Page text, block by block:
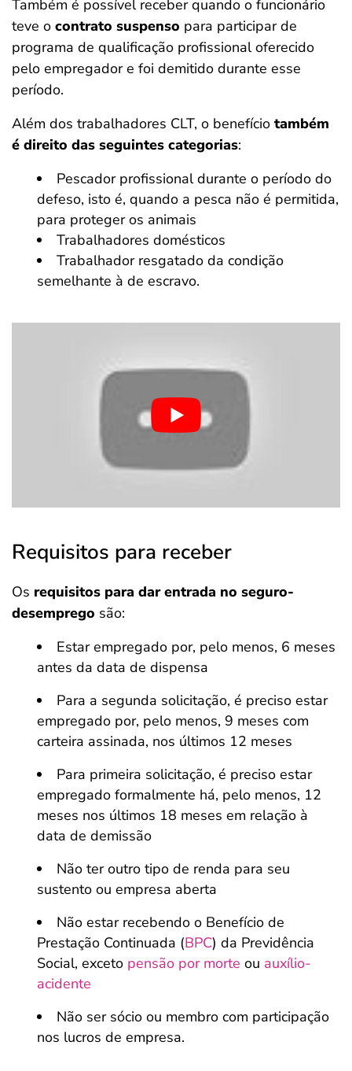
Também é possível receber quando o funcionário
teve o contrato suspenso para participar de
programa de qualificação profissional oferecido
pelo empregador e foi demitido durante esse
período.
Além dos trabalhadores CLT, o benefício também
é direito das seguintes categorias:
Pescador profissional durante o período do
defeso, isto é, quando a pesca não é permitida,
para proteger os animais
Trabalhadores domésticos
Trabalhador resgatado da condição
semelhante à de escravo.
Requisitos para receber
Os requisitos para dar entrada no seguro-
desemprego são:
Estar empregado por, pelo menos, 6 meses
antes da data de dispensa
Para a segunda solicitação, é preciso estar
empregado por, pelo menos, 9 meses com
carteira assinada, nos últimos 12 meses
Para primeira solicitação, é preciso estar
empregado formalmente há, pelo menos, 12
meses nos últimos 18 meses em relação à
data de demissão
Não ter outro tipo de renda para seu
sustento ou empresa aberta
Não estar recebendo o Benefício de
Prestação Continuada (BPC) da Previdência
Social, exceto pensão por morte ou auxílio-
acidente
Não ser sócio ou membro com participação
nos lucros de empresa.